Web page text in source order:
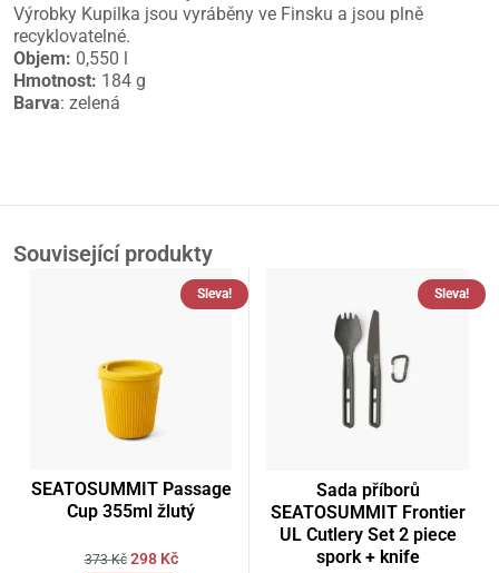
Výrobky Kupilka jsou vyráběny ve Finsku a jsou plně
recyklovatelné.
Objem: 0,550 l
Hmotnost: 184 g
Barva: zelená
Související produkty
Sleva!
SEATOSUMMIT Passage
Cup 355ml žlutý
373Kč 298 Kč
Sleva!
Sada příborů
SEATOSUMMIT Frontier
UL Cutlery Set 2 piece
spork + knife